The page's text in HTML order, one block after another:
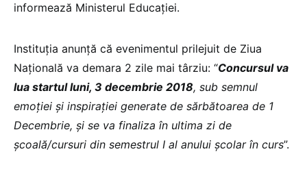
informează Ministerul Educației.
Instituția anunță că evenimentul prilejuit de Ziua
Națională va demara 2 zile mai târziu: “Concursul va
lua startul luni, 3 decembrie 2018, sub semnul
emoției și inspirației generate de sărbătoarea de 1
Decembrie, și se va finaliza în ultima zi de
școală/cursuri din semestrul I al anului școlar în curs”.